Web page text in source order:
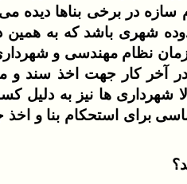
در برخی بناها دیده
شهری باشد که به همین
نظام مهندسی و
آخر کار جهت اخذ سند و
شهرداری ها نیز به دلیل
برای استحکام بنا و اخذ